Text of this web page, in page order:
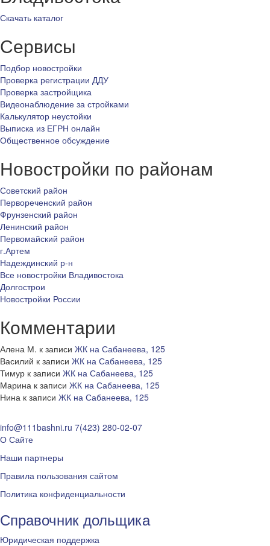
Скачать каталог
Сервисы
Подбор новостройки
Проверка регистрации ДДУ
Проверка застройщика
Видеонаблюдение за стройками
Калькулятор неустойки
Выписка из ЕГРН онлайн
Общественное обсуждение
Новостройки по районам
Советский район
Первореченский район
Фрунзенский район
Ленинский район
Первомайский район
г.Артем
Надеждинский р-н
Все новостройки Владивостока
Долгострои
Новостройки России
Комментарии
Алена М. к записи ЖК на Сабанеева, 125
Василий к записи ЖК на Сабанеева, 125
Тимур к записи ЖК на Сабанеева, 125
Марина к записи ЖК на Сабанеева, 125
Нина к записи ЖК на Сабанеева, 125
info@111bashni.ru 7(423) 280-02-07
О Сайте
Наши партнеры
Правила пользования сайтом
Политика конфиденциальности
Справочник дольщика
Юридическая поддержка